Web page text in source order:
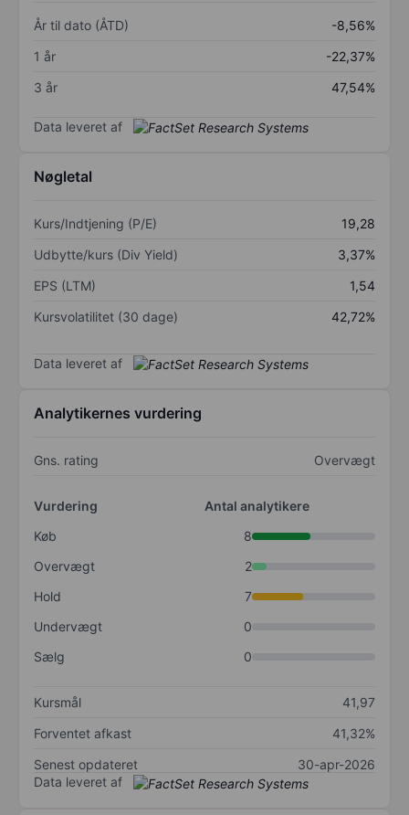
År til dato (ÅTD)
-8,56%
1 år
-22,37%
3 år
47,54%
Data leveret af
Nøgletal
Kurs/Indtjening (P/E)
19,28
Udbytte/kurs (Div Yield)
3,37%
EPS (LTM)
1,54
Kursvolatilitet (30 dage)
42,72%
Data leveret af
Analytikernes vurdering
Gns. rating Overvægt
Vurdering
Antal analytikere
Køb
8
Overvægt
2
Hold
7
Undervægt
0
Sælg
0
Kursmål
41,97
Forventet afkast
41,32%
Senest opdateret
30-apr-2026
Data leveret af